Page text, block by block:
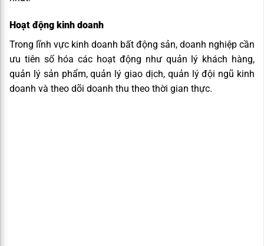
Hoạt động kinh doanh
Trong lĩnh vực kinh doanh bất động sản, doanh nghiệp cần
ưu tiên số hóa các hoạt động như quản lý khách hàng,
quản lý sản phẩm, quản lý giao dịch, quản lý đội ngũ kinh
doanh và theo dõi doanh thu theo thời gian thực.